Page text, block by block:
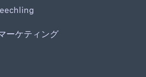
ーケティング